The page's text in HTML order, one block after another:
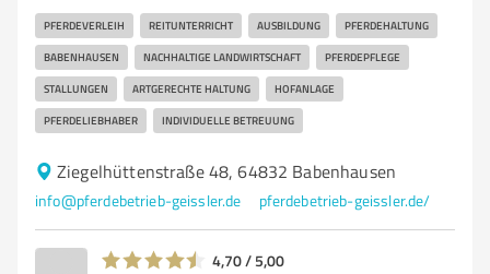
PFERDEVERLEIH REITUNTERRICHT AUSBILDUNG PFERDEHALTUNG
BABENHAUSEN NACHHALTIGE LANDWIRTSCHAFT PFERDEPFLEGE
STALLUNGEN ARTGERECHTE HALTUNG HOFANLAGE
PFERDELIEBHABER INDIVIDUELLE BETREUUNG
Ziegelhüttenstraße 48, 64832 Babenhausen
info@pferdebetrieb-geissler.de pferdebetrieb-geissler.de/
4,70 / 5,00